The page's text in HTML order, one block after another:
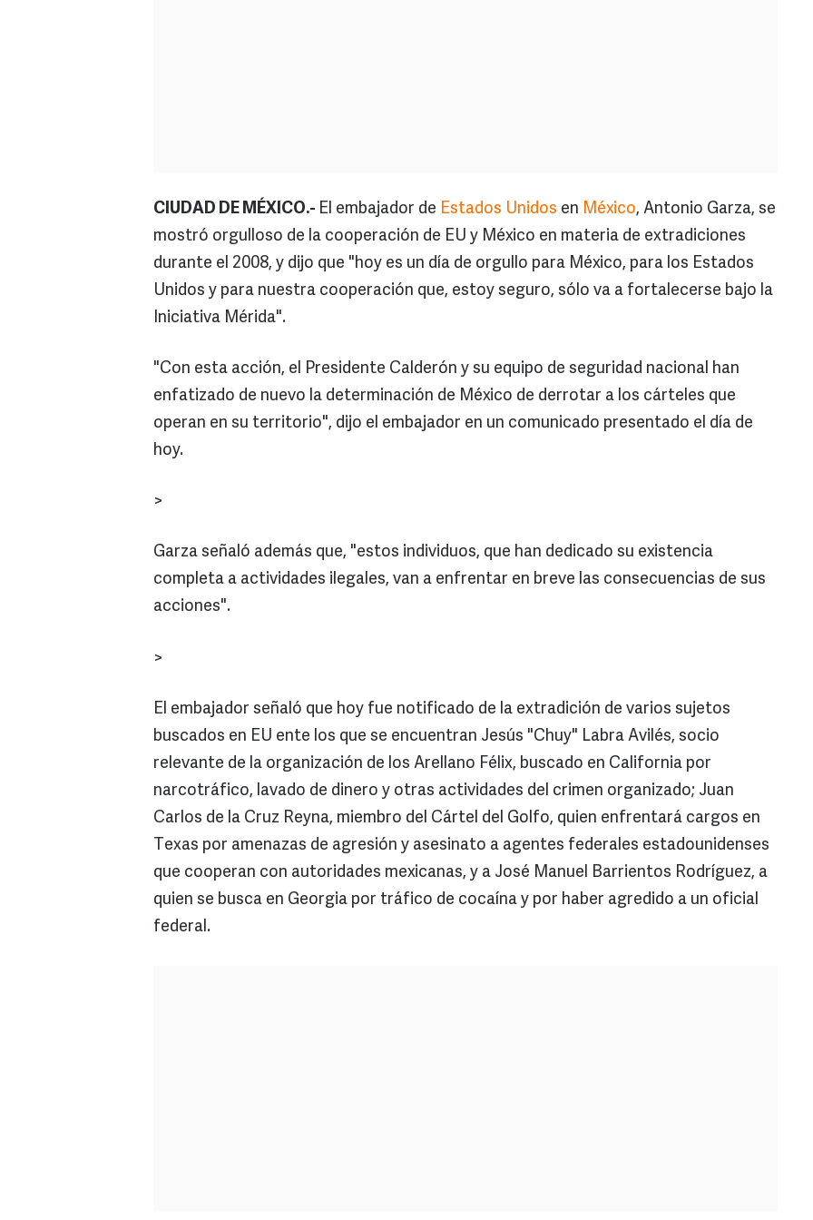
CIUDAD DE MÉXICO.- El embajador de Estados Unidos en México, Antonio Garza, se
mostró orgulloso de la cooperación de EU y México en materia de extradiciones
durante el 2008, y dijo que "hoy es un día de orgullo para México, para los Estados
Unidos y para nuestra cooperación que, estoy seguro, sólo va a fortalecerse bajo la
Iniciativa Mérida".
"Con esta acción, el Presidente Calderón y su equipo de seguridad nacional han
enfatizado de nuevo la determinación de México de derrotar a los cárteles que
operan en su territorio", dijo el embajador en un comunicado presentado el día de
hoy.
>
Garza señaló además que, "estos individuos, que han dedicado su existencia
completa a actividades ilegales, van a enfrentar en breve las consecuencias de sus
acciones".
>
El embajador señaló que hoy fue notificado de la extradición de varios sujetos
buscados en EU ente los que se encuentran Jesús "Chuy" Labra Avilés, socio
relevante de la organización de los Arellano Félix, buscado en California por
narcotráfico, lavado de dinero y otras actividades del crimen organizado; Juan
Carlos de la Cruz Reyna, miembro del Cártel del Golfo, quien enfrentará cargos en
Texas por amenazas de agresión y asesinato a agentes federales estadounidenses
que cooperan con autoridades mexicanas, y a José Manuel Barrientos Rodríguez, a
quien se busca en Georgia por tráfico de cocaína y por haber agredido a un oficial
federal.